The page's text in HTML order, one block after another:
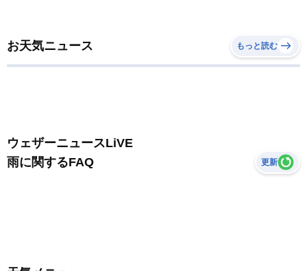
お天気ニュース もっと読む
ウェザーニュースLiVE
雨に関するFAQ
更新